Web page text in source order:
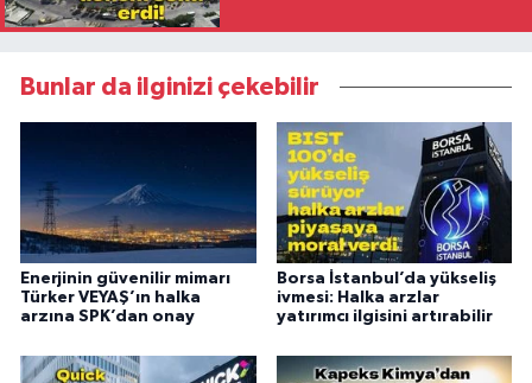
Bunlar da ilginizi çekebilir
Enerjinin güvenilir mimarı
Türker VEYAŞ’ın halka
arzına SPK’dan onay
Borsa İstanbul’da yükseliş
ivmesi: Halka arzlar
yatırımcı ilgisini artırabilir